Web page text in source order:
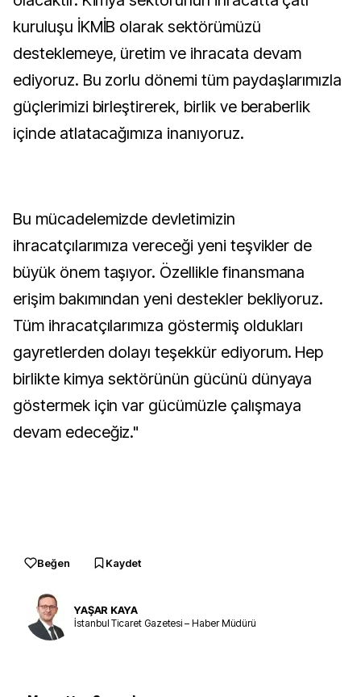
kuruluşu İKMİB olarak sektörümüzü
desteklemeye, üretim ve ihracata devam
ediyoruz. Bu zorlu dönemi tüm paydaşlarımızla
güçlerimizi birleştirerek, birlik ve beraberlik
içinde atlatacağımıza inanıyoruz.
Bu mücadelemizde devletimizin
ihracatçılarımıza vereceği yeni teşvikler de
büyük önem taşıyor. Özellikle finansmana
erişim bakımından yeni destekler bekliyoruz.
Tüm ihracatçılarımıza göstermiş oldukları
gayretlerden dolayı teşekkür ediyorum. Hep
birlikte kimya sektörünün gücünü dünyaya
göstermek için var gücümüzle çalışmaya
devam edeceğiz."
Beğen Kaydet
YAŞAR KAYA
İstanbul Ticaret Gazetesi – Haber Müdürü